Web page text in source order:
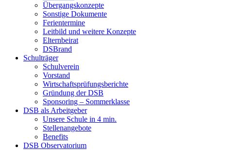
Übergangskonzepte
Sonstige Dokumente
Ferientermine
Leitbild und weitere Konzepte
Elternbeirat
DSBrand
Schulträger
Schulverein
Vorstand
Wirtschaftsprüfungsberichte
Gründung der DSB
Sponsoring – Sommerklasse
DSB als Arbeitgeber
Unsere Schule in 4 min.
Stellenangebote
Benefits
DSB Observatorium